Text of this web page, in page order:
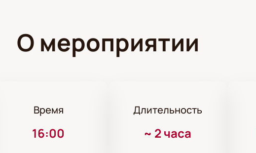
О мероприятии
Время
16:00
Длительность
~ 2 часа